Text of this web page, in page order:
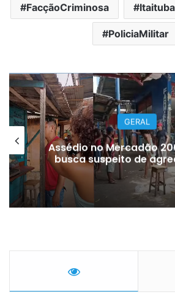
FacçãoCriminosa Itaituba
PoliciaMilitar
GERAL
Assédio no Mercadão
busca suspeito de